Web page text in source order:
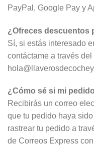
PayPal, Google Pay y
¿Ofreces descuentos
Sí, si estás interesado
contáctame a través del
¿Cómo sé si mi
Recibirás un correo
que tu pedido haya
rastrear tu pedido a
de Correos Express